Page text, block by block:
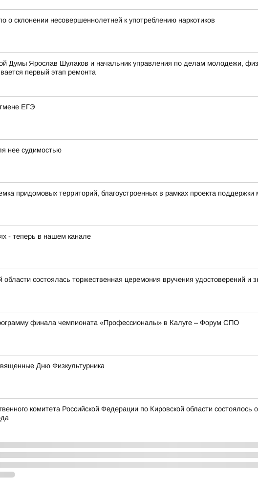
о склонении несовершеннолетней к употреблению наркотиков
Думы Ярослав Шулаков и начальник управления по делам молодежи,
первый этап ремонта
ЕГЭ
нее судимостью
придомовых территорий, благоустроенных в рамках проекта поддержки
- теперь в нашем канале
состоялась торжественная церемония вручения удостоверений и
финала чемпионата «Профессионалы» в Калуге – Форум СПО
Дню Физкультурника
комитета Российской Федерации по Кировской области